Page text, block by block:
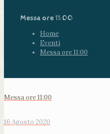
Messa ore 11:00
Home
Eventi
Messa ore 11:00
Messa ore 11:00
16 Agosto 2020